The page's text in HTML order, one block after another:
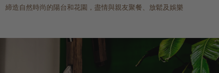
締造自然時尚的陽台和花園，盡情與親友聚餐、放鬆及娛樂